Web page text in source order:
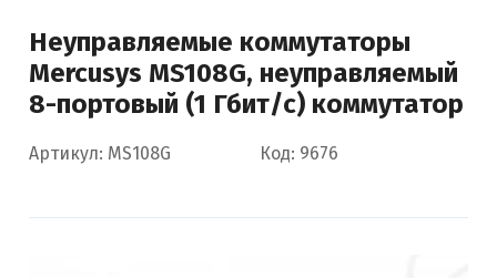
Неуправляемые коммутаторы
Mercusys MS108G, неуправляемый
8-портовый (1 Гбит/с) коммутатор
Артикул: MS108G Код: 9676